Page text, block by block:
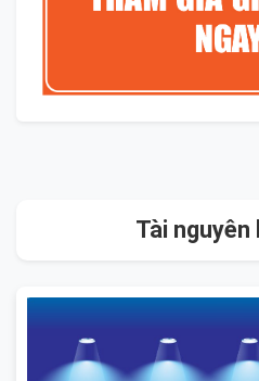
Tài nguyên